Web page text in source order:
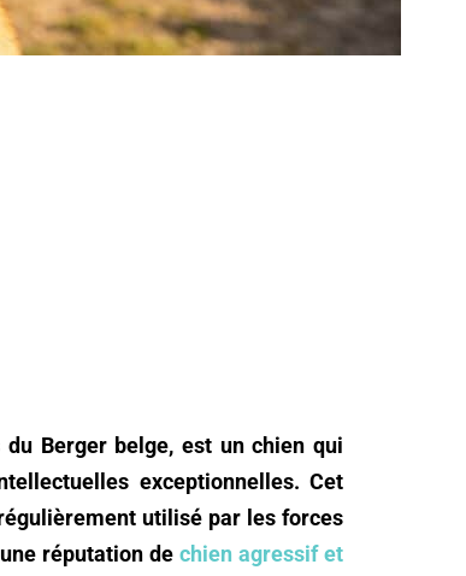
Berger belge, est un chien qui
exceptionnelles. Cet
utilisé par les forces
réputation de chien agressif et